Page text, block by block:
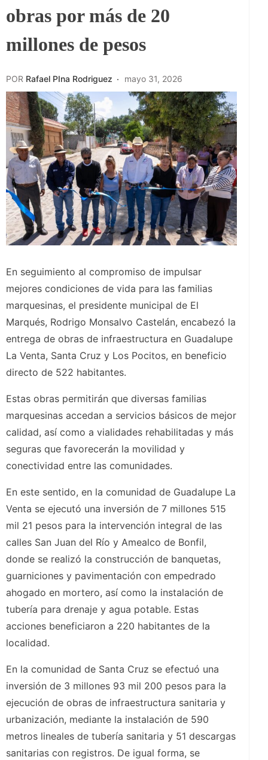
obras por más de 20
millones de pesos
POR Rafael PIna Rodriguez mayo 31, 2026
En seguimiento al compromiso de impulsar
mejores condiciones de vida para las familias
marquesinas, el presidente municipal de El
Marqués, Rodrigo Monsalvo Castelán, encabezó la
entrega de obras de infraestructura en Guadalupe
La Venta, Santa Cruz y Los Pocitos, en beneficio
directo de 522 habitantes.
Estas obras permitirán que diversas familias
marquesinas accedan a servicios básicos de mejor
calidad, así como a vialidades rehabilitadas y más
seguras que favorecerán la movilidad y
conectividad entre las comunidades.
En este sentido, en la comunidad de Guadalupe La
Venta se ejecutó una inversión de 7 millones 515
mil 21 pesos para la intervención integral de las
calles San Juan del Río y Amealco de Bonfil,
donde se realizó la construcción de banquetas,
guarniciones y pavimentación con empedrado
ahogado en mortero, así como la instalación de
tubería para drenaje y agua potable. Estas
acciones beneficiaron a 220 habitantes de la
localidad.
En la comunidad de Santa Cruz se efectuó una
inversión de 3 millones 93 mil 200 pesos para la
ejecución de obras de infraestructura sanitaria y
urbanización, mediante la instalación de 590
metros lineales de tubería sanitaria y 51 descargas
sanitarias con registros. De igual forma, se